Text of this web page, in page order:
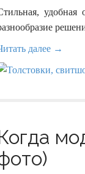
далее →